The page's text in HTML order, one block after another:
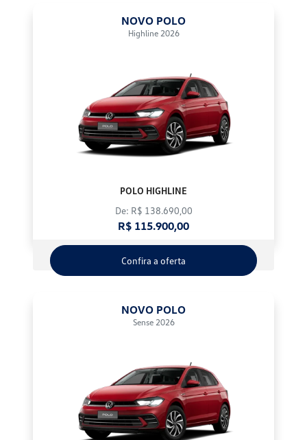
NOVO POLO
Highline 2026
POLO HIGHLINE
De: R$ 138.690,00
R$ 115.900,00
Confira a oferta
NOVO POLO
Sense 2026